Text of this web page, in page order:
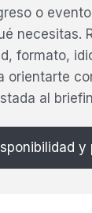
o
necesitas.
formato,
orientarte
al
y